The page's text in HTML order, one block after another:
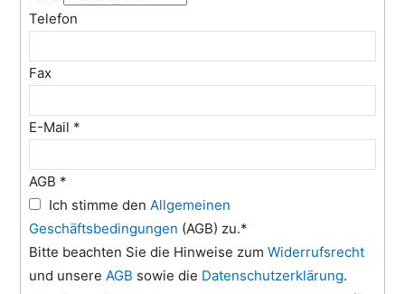
Telefon
Fax
E-Mail *
AGB *
Ich stimme den Allgemeinen
Geschäftsbedingungen (AGB) zu.*
Bitte beachten Sie die Hinweise zumWiderrufsrecht
und unsere AGB sowie die Datenschutzerklärung.